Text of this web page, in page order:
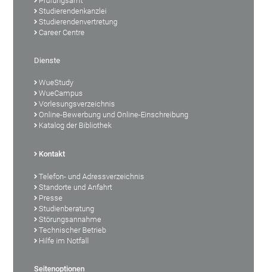
Studierendenkanzlei
Studierendenvertretung
Career Centre
Dienste
WueStudy
WueCampus
Vorlesungsverzeichnis
Online-Bewerbung und Online-Einschreibung
Katalog der Bibliothek
Kontakt
Telefon- und Adressverzeichnis
Standorte und Anfahrt
Presse
Studienberatung
Störungsannahme
Technischer Betrieb
Hilfe im Notfall
Seitenoptionen